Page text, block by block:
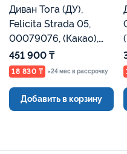
Диван Тога (ДУ),
Felicita Strada 05,
00079076, (Какао),
Евромебель
451 900 ₸
18 830 ₸ ×24 мес в рассрочку
Добавить в корзину